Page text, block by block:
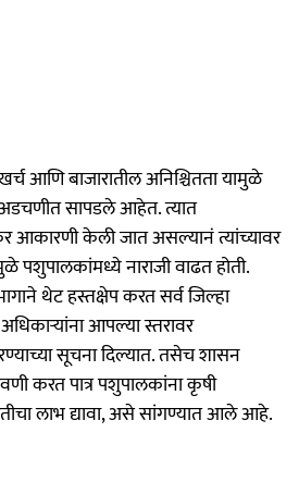
आणि बाजारातील अनिश्चितता यामुळे
सापडले आहेत. त्यात
आकारणी केली जात असल्यानं त्यांच्यावर
पशुपालकांमध्ये नाराजी वाढत होती.
थेट हस्तक्षेप करत सर्व जिल्हा
आपल्या स्तरावर
सूचना दिल्यात. तसेच शासन
करत पात्र पशुपालकांना कृषी
लाभ द्यावा, असे सांगण्यात आले आहे.